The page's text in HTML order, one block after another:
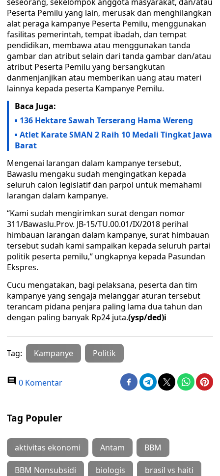
Peserta Pemilu yang lain, merusak dan menghilangkan
alat peraga kampanye Peserta Pemilu, menggunakan
fasilitas pemerintah, tempat ibadah, dan tempat
pendidikan, membawa atau menggunakan tanda
gambar dan atribut selain dari tanda gambar dan/atau
atribut Peserta Pemilu yang bersangkutan
danmenjanjikan atau memberikan uang atau materi
lainnya kepada peserta Kampanye Pemilu.
Baca Juga:
136 Hektare Sawah Terserang Hama Wereng
Atlet Karate SMAN 2 Raih 10 Medali Tingkat Jawa
Barat
Mengenai larangan dalam kampanye tersebut,
Bawaslu mengaku sudah mengingatkan kepada
seluruh calon legislatif dan parpol untuk memahami
larangan dalam kampanye.
“Kami sudah mengirimkan surat dengan nomor
311/Bawaslu.Prov. JB-15/TU.00.01/IX/2018 perihal
himbauan larangan dalam kampanye, surat himbauan
tersebut sudah kami sampaikan kepada seluruh partai
politik peserta pemilu,” ungkapnya kepada Pasundan
Ekspres.
Cucu mengatakan, bagi pelaksana, peserta dan tim
kampanye yang sengaja melanggar aturan tersebut
terancam pidana penjara paling lama dua tahun dan
dengan paling banyak Rp24 juta.(ysp/ded)i
Tag: Kampanye Politik
0 Komentar
Tag Populer
aktivitas ekonomi Antam BBM
BBM Nonsubsidi biologis brasil vs haiti